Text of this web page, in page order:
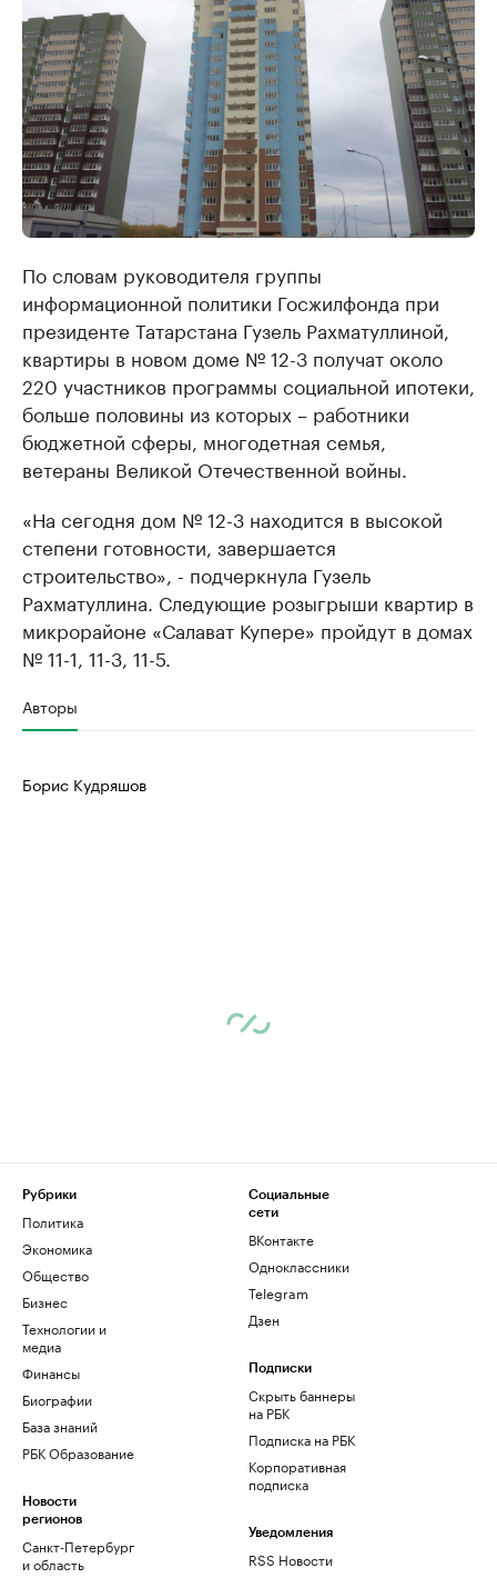
По словам руководителя группы
информационной политики Госжилфонда при
президенте Татарстана Гузель Рахматуллиной,
квартиры в новом доме № 12-3 получат около
220 участников программы социальной ипотеки,
больше половины из которых – работники
бюджетной сферы, многодетная семья,
ветераны Великой Отечественной войны.
«На сегодня дом № 12-3 находится в высокой
степени готовности, завершается
строительство», - подчеркнула Гузель
Рахматуллина. Следующие розыгрыши квартир в
микрорайоне «Салават Купере» пройдут в домах
№ 11-1, 11-3, 11-5.
Авторы
Борис Кудряшов
Рубрики
Политика
Экономика
Общество
Бизнес
Технологии и
медиа
Финансы
Биографии
База знаний
РБК Образование
Новости
регионов
Санкт-Петербург
и область
Социальные
сети
ВКонтакте
Одноклассники
Telegram
Дзен
Подписки
Скрыть баннеры
на РБК
Подписка на РБК
Корпоративная
подписка
Уведомления
RSS Новости